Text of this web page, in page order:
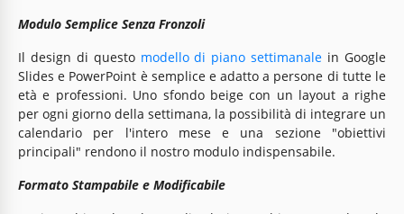
Modulo Semplice Senza Fronzoli
Il design di questo modello di piano settimanale in Google
Slides e PowerPoint è semplice e adatto a persone di tutte le
età e professioni. Uno sfondo beige con un layout a righe
per ogni giorno della settimana, la possibilità di integrare un
calendario per l'intero mese e una sezione "obiettivi
principali" rendono il nostro modulo indispensabile.
Formato Stampabile e Modificabile